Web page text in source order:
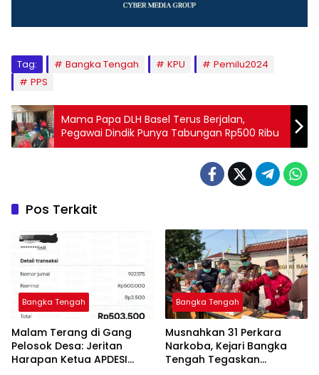
Tag: Bangka Tengah KPU
Pemilu2024
PPS
Mama Papa DLH Basel Terus Berjalan,
Pegawai Dindik Punya Tabungan Rp500 Ribu
Pos Terkait
Bangka Tengah
Malam Terang di Gang
Pelosok Desa: Jeritan
Harapan Ketua APDESI
Bangka Tengah
Musnahkan 31 Perkara
Narkoba, Kejari Bangka
Tengah Tegaskan